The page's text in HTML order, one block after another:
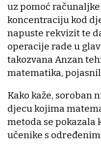
uz pomoć
koncentraciju kod
napuste rekvizit te
operacije rade u
takozvana Anzan
matematika,
Kako kaže, soroban
djecu kojima
metoda se pokazala
učenike s